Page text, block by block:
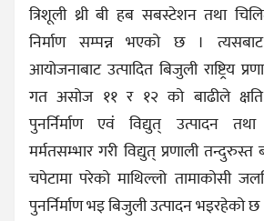
त्रिशूली थ्री बी हब सबस्टेशन तथा
निर्माण सम्पन्न भएको छ ।
आयोजनाबाट उत्पादित बिजुली राष्ट्रिय
गत असोज ११ र १२ को बाढीले क्षति
पुनर्निर्माण एवं विद्युत् उत्पादन तथा
मर्मतसम्भार गरी विद्युत् प्रणाली
चपेटामा परेको माथिल्लो तामाकोसी
पुनर्निर्माण भइ बिजुली उत्पादन भइरहेको छ